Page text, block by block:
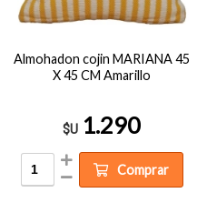
Almohadon cojin MARIANA 45
X 45 CM Amarillo
$U 1.290
Comprar